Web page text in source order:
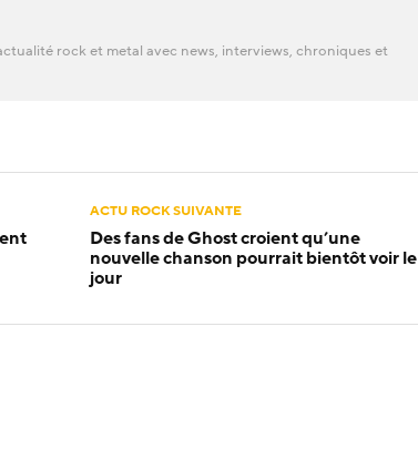
rock et metal avec news, interviews, chroniques et
ACTU ROCK SUIVANTE
Des fans de Ghost croient qu’une
nouvelle chanson pourrait bientôt voir le
jour